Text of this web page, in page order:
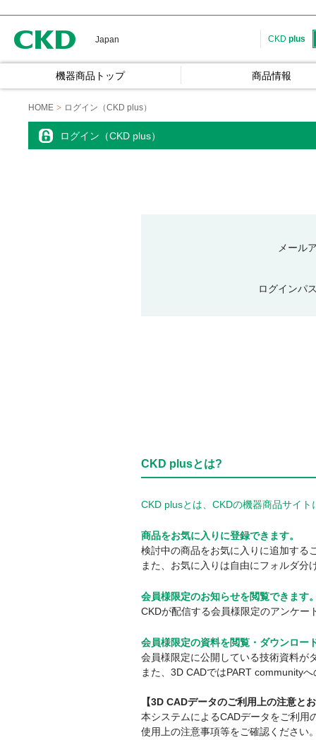
Japan CKD plus
機器商品トップ 商品情報
HOME ログイン（CKD plus）
ログイン（CKD plus）
メール
ログインパ
CKD plusとは?
CKD plusとは、CKDの機器商品サイ
商品をお気に入りに登録できます。
検討中の商品をお気に入りに追加する
また、お気に入りは自由にフォルダ
会員様限定のお知らせを閲覧できます
CKDが配信する会員様限定のアンケー
会員様限定の資料を閲覧・ダウンロー
会員様限定に公開している技術資料が
また、3D CADではPART community
【3D CADデータのご利用上の注意と
本システムによるCADデータをご利用
使用上の注意事項等をご確認ください